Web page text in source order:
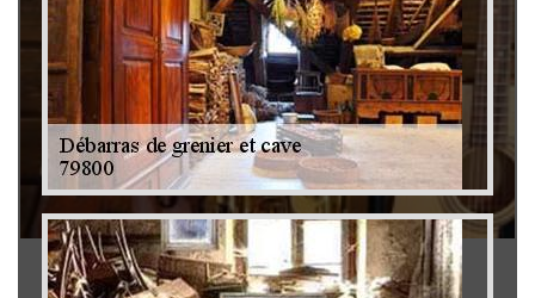
Rachat instrument de musique 79